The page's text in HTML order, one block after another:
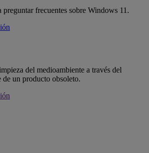
preguntar frecuentes sobre Windows 11.
del medioambiente a través del
un producto obsoleto.